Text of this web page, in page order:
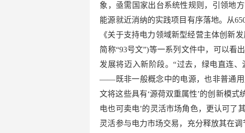
象，亟需国家出台系统性规则，引领地
能源就近消纳的实践项目有序落地。从
《关于支持电力领域新型经营主体创新
简称“93号文”)等一系列文件中，可以看
发展将迈入新阶段。“过去，绿电直连
——既非一般概念中的电源，也非普通用
文将这些具有‘源荷双重属性’的创新模式
电也可卖电’的灵活市场角色，更认可了
灵活参与电力市场交易，充分释放其在